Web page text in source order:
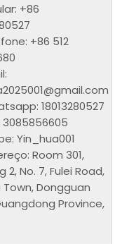
+86
+86 512
18013280527
3085856605
Yin_hua001
Room 301,
2, No. 7, Fulei Road,
Town, Dongguan
Province,